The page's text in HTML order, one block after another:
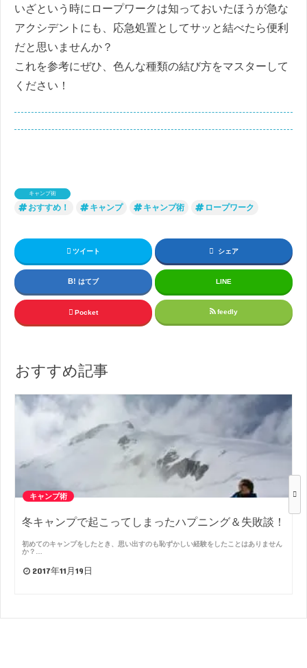
いざという時にロープワークは知っておいたほうが急な
アクシデントにも、応急処置としてサッと結べたら便利
だと思いませんか？
これを参考にぜひ、色んな種類の結び方をマスターして
ください！
キャンプ術
おすすめ！ キャンプ キャンプ術 ロープワーク
ツイート シェア
はてブ LINE
Pocket feedly
おすすめ記事
キャンプ術
冬キャンプで起こってしまったハプニング＆失敗談！
初めてのキャンプをしたとき、思い出すのも恥ずかしい経験をしたことはありません
か？…
2017年11月19日